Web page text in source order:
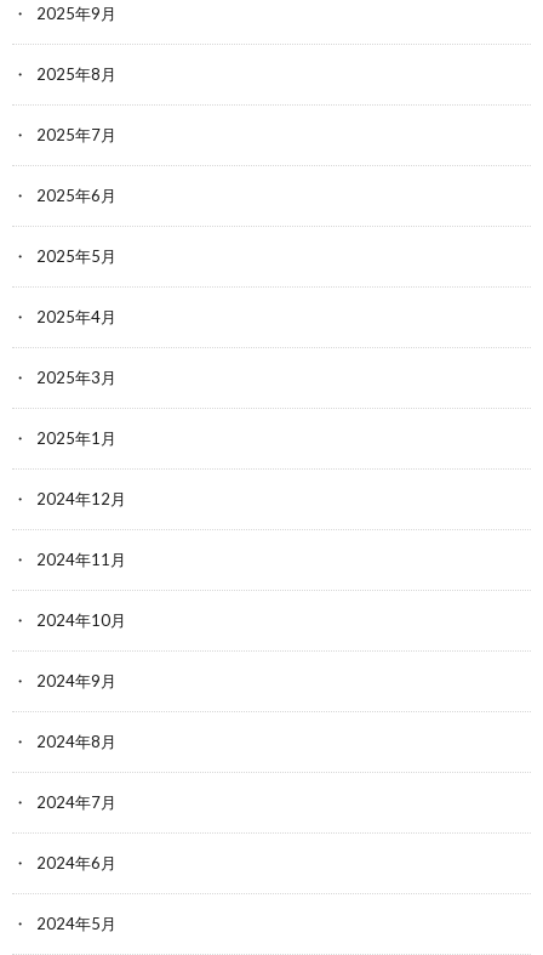
2025年9月
2025年8月
2025年7月
2025年6月
2025年5月
2025年4月
2025年3月
2025年1月
2024年12月
2024年11月
2024年10月
2024年9月
2024年8月
2024年7月
2024年6月
2024年5月